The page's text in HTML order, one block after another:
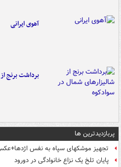
آهوی ایرانی
برداشت برنج
پربازدیدترین ها
تجهیز موشکهای سپاه به نفس
پایان تلخ یک نزاع خانوادگی در دورود